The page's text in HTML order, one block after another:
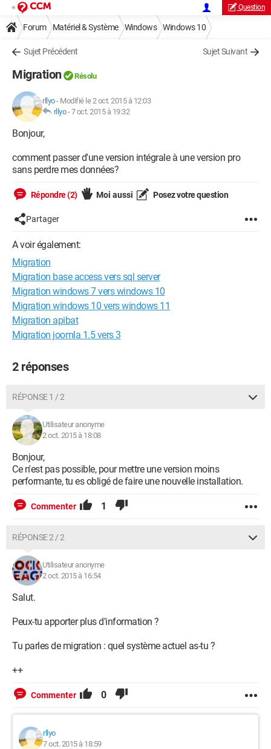
Question
Forum Matériel & Système Windows Windows 10
Sujet Précédent Sujet Suivant
Migration Résolu
rllyo- Modifié le 2 oct. 2015 à 12:03
rllyo-7 oct. 2015 à 19:32
Bonjour,
comment passer d'une version intégrale à une version pro
sans perdre mes données?
Répondre (2) Moi aussi Posez votre question
Partager
A voir également:
Migration
Migration base access vers sql server
Migration windows 7 vers windows 10
Migration windows 10 vers windows 11
Migration apibat
Migration joomla 1.5 vers 3
2 réponses
RÉPONSE 1 / 2
Utilisateur anonyme
2 oct. 2015 à 18:08
Bonjour,
Ce n'est pas possible, pour mettre une version moins
performante, tu es obligé de faire une nouvelle installation.
Commenter 1
RÉPONSE 2 / 2
Utilisateur anonyme
2 oct. 2015 à 16:54
Salut.
Peux-tu apporter plus d'information ?
Tu parles de migration : quel système actuel as-tu ?
++
Commenter 0
rllyo
7 oct. 2015 à 18:59